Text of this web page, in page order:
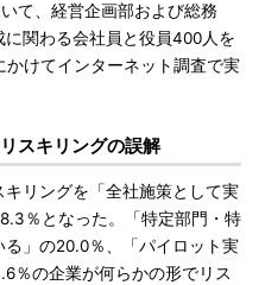
て、経営企画部および総務
関わる会社員と役員400人を
けてインターネット調査で実
スキリングの誤解
リングを「全社施策として実
％となった。「特定部門・特
」の20.0％、「パイロット実
％の企業が何らかの形でリス